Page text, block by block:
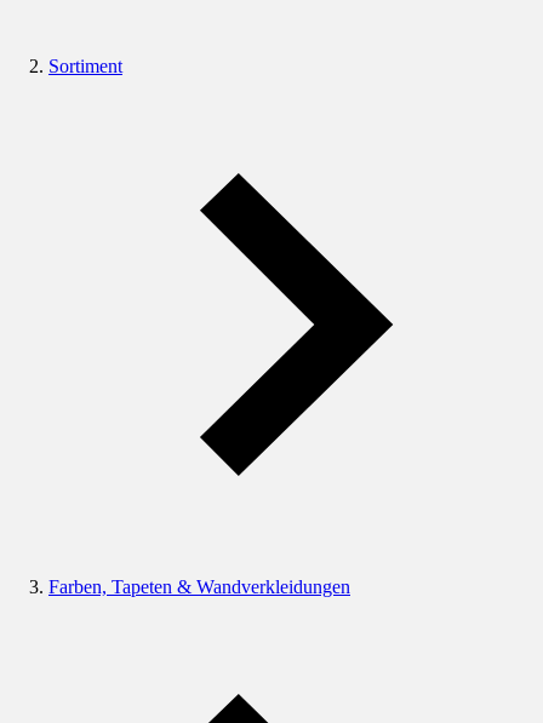
Sortiment
Farben, Tapeten & Wandverkleidungen